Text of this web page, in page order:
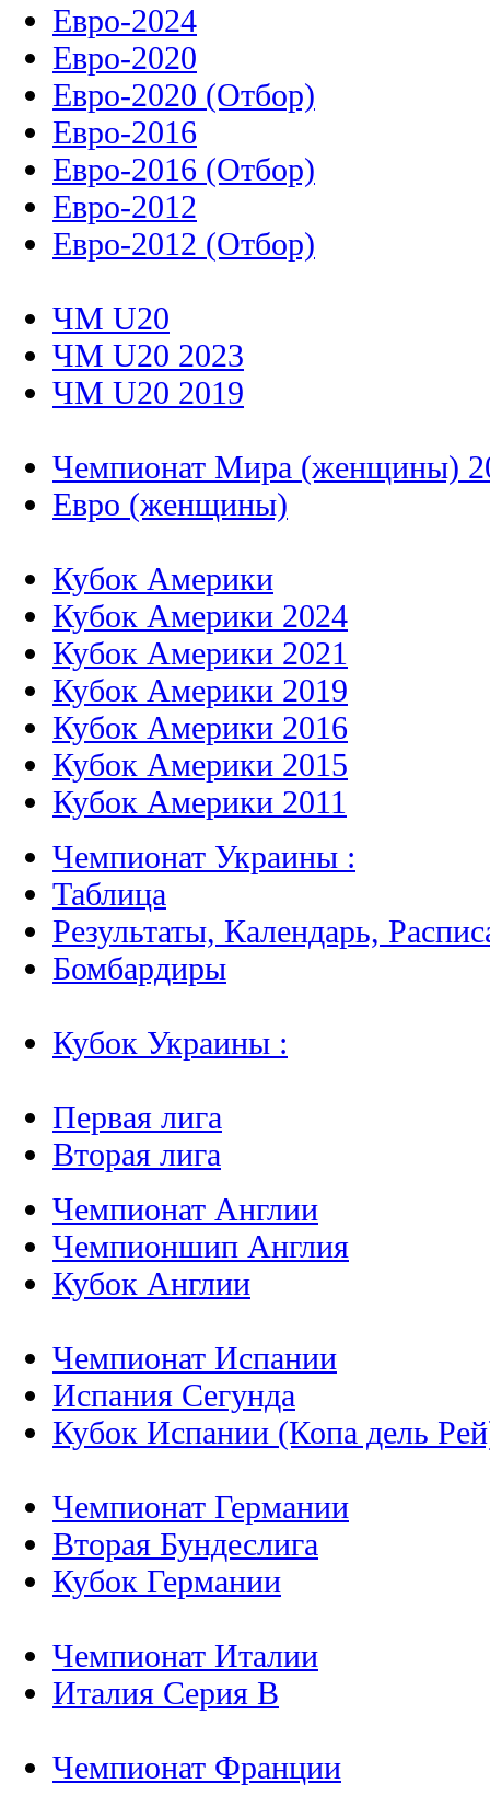
Евро-2024
Евро-2020
Евро-2020 (Отбор)
Евро-2016
Евро-2016 (Отбор)
Евро-2012
Евро-2012 (Отбор)
ЧМ U20
ЧМ U20 2023
ЧМ U20 2019
Чемпионат Мира (женщины)
Евро (женщины)
Кубок Америки
Кубок Америки 2024
Кубок Америки 2021
Кубок Америки 2019
Кубок Америки 2016
Кубок Америки 2015
Кубок Америки 2011
Чемпионат Украины :
Таблица
Результаты, Календарь,
Бомбардиры
Кубок Украины :
Первая лига
Вторая лига
Чемпионат Англии
Чемпионшип Англия
Кубок Англии
Чемпионат Испании
Испания Сегунда
Кубок Испании (Копа дель
Чемпионат Германии
Вторая Бундеслига
Кубок Германии
Чемпионат Италии
Италия Серия B
Чемпионат Франции